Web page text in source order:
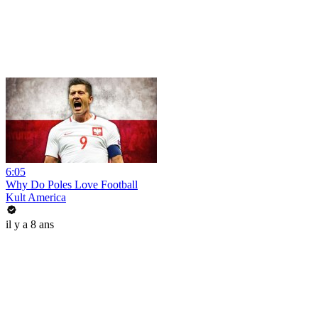
6:05
Why Do Poles Love Football
Kult America
il y a 8 ans